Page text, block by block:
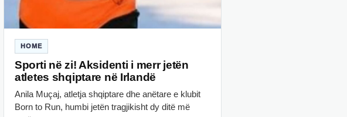
HOME
Sporti në zi! Aksidenti i merr jetën
atletes shqiptare në Irlandë
Anila Muçaj, atletja shqiptare dhe anëtare e klubit
Born to Run, humbi jetën tragjikisht dy ditë më